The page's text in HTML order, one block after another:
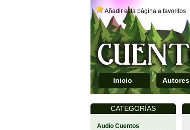
Añadir esta página a favoritos
Inicio Autores
CATEGORÍAS
Audio Cuentos